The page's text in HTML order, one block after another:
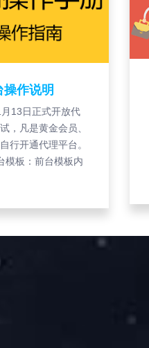
作说明
13日正式开放代
，凡是黄金会员、
行开通代理平台。
模板：前台模板内
，代理商只需要制
文